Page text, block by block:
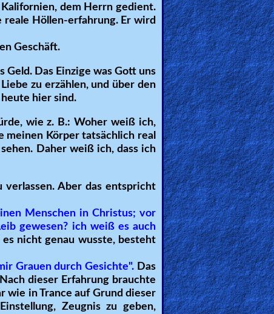
dem Herrn gedient.
Höllen-erfahrung. Er wird
Geschäft.
Das Einzige was Gott uns
zu erzählen, und über den
hier sind.
wie z. B.: Woher weiß ich,
meinen Körper tatsächlich real
Daher weiß ich, dass ich
Aber das entspricht
Menschen in Christus; vor
gewesen? ich weiß es auch
nicht genau wusste, besteht
Grauen durch Gesichte". Das
dieser Erfahrung brauchte
wie in Trance auf Grund dieser
Zeugnis zu geben,